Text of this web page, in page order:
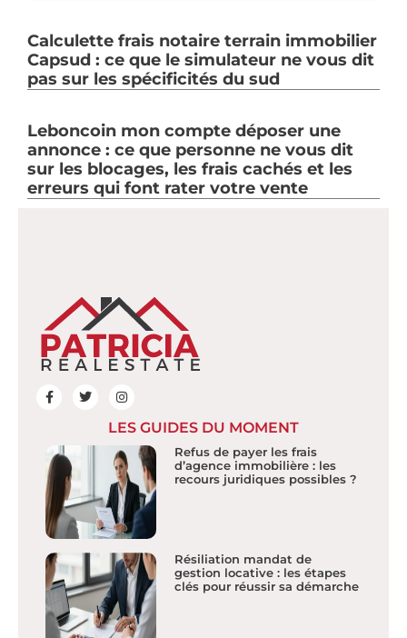
Calculette frais notaire terrain immobilier
Capsud : ce que le simulateur ne vous dit
pas sur les spécificités du sud
Leboncoin mon compte déposer une
annonce : ce que personne ne vous dit
sur les blocages, les frais cachés et les
erreurs qui font rater votre vente
LES GUIDES DU MOMENT
Refus de payer les frais
d’agence immobilière : les
recours juridiques possibles ?
Résiliation mandat de
gestion locative : les étapes
clés pour réussir sa démarche